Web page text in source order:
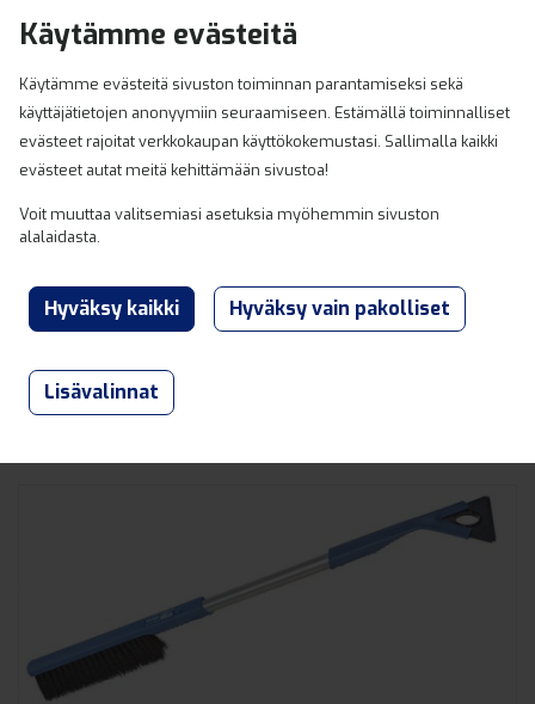
Käytämme evästeitä
Käytämme evästeitä sivuston toiminnan parantamiseksi sekä
käyttäjätietojen anonyymiin seuraamiseen. Estämällä toiminnalliset
evästeet rajoitat verkkokaupan käyttökokemustasi. Sallimalla kaikki
evästeet autat meitä kehittämään sivustoa!
Voit muuttaa valitsemiasi asetuksia myöhemmin sivuston
alalaidasta.
Lisävalinnat